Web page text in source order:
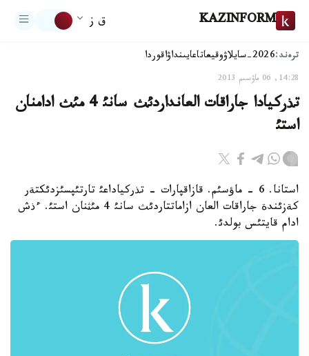
KAZINFORM ق ز
ترەند:2026-سايلاۋ وقيعاتاعايىنداۋاقوردا
14:28, 06 ماۋسىم 2013
تذركيادا جاراقات العانداردئث سانئ 4 مئث ادامنان
استئ
استانا. 6 - ماؤسئم. قازاقپارات - تذركياداعئ تارتئپسئزدئكتةر
كةزئندة جاراقات العان ازاماتتاردئث سانئ 4 مئثنان استئ. ءذش
ادام قايتئس بولدئ.